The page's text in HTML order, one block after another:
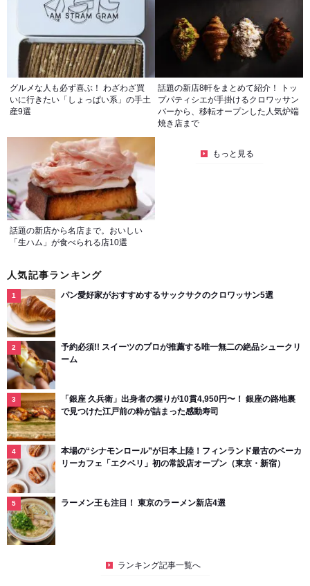
グルメな人も必ず喜ぶ！ わざわざ買
いに行きたい「しょっぱい系」の手土
産9選
話題の新店8軒をまとめて紹介！ トッ
プパティシエが手掛けるクロワッサン
バーから、移転オープンした人気炉端
焼き店まで
話題の新店から名店まで。おいしい
「生ハム」が食べられる店10選
もっと見る
人気記事ランキング
パン愛好家がおすすめするサックサクのクロワッサン5選
予約必須!! スイーツのプロが推薦する唯一無二の絶品シュークリ
ーム
「銀座 久兵衛」出身者の握りが10貫4,950円〜！ 銀座の路地裏
で見つけた江戸前の粋が詰まった感動寿司
本場の“シナモンロール”が日本上陸！フィンランド最古のベーカ
リーカフェ「エクベリ」初の常設店オープン（東京・新宿）
ラーメン王も注目！ 東京のラーメン新店4選
ランキング記事一覧へ